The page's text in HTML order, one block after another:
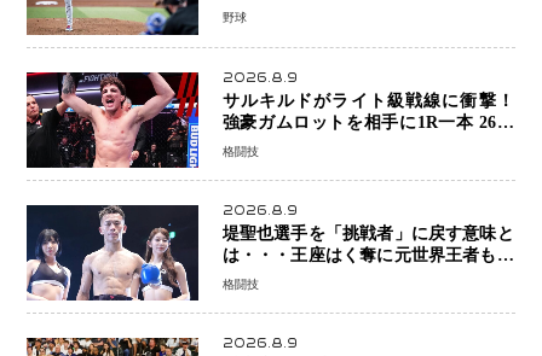
平選手が延長10回に勝利を呼び込む一
野球
2026.8.9
サルキルドがライト級戦線に衝撃！
強豪ガムロットを相手に1R一本 26歳
の豪州の新星が「トップ戦線」へ名乗
格闘技
2026.8.9
堤聖也選手を「挑戦者」に戻す意味と
は・・・王座はく奪に元世界王者も疑
問符 見たいのは井上拓真選手、那須
格闘技
2026.8.9